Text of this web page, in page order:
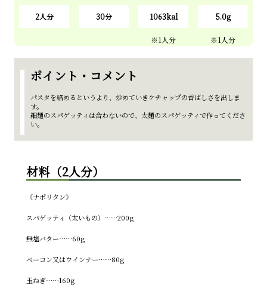
2人分 30分 1063kal 5.0g
ポイント・コメント
パスタを絡めるというより、炒めていきケチャップの香ばしさを出しま
す。
細麺のスパゲッティは合わないので、太麵のスパゲッティで作ってくださ
い。
材料（2人分）
《ナポリタン》
スパゲッティ（太いもの）……200g
無塩バター……60g
ベーコン又はウインナー……80g
玉ねぎ……160g